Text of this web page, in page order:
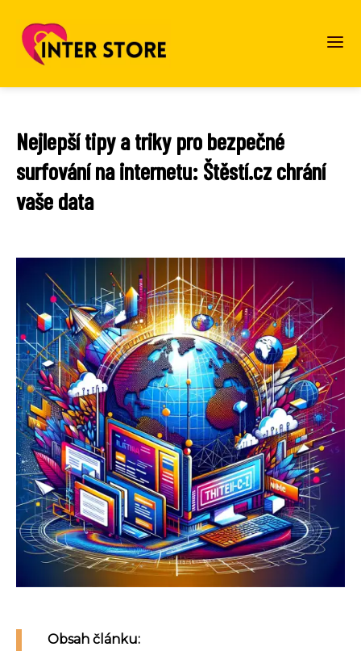
Nejlepší tipy a triky pro bezpečné
surfování na internetu: Štěstí.cz chrání
vaše data
Obsah článku: